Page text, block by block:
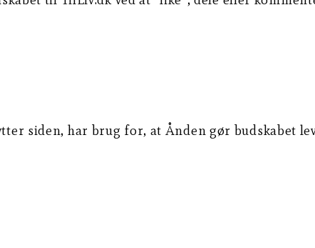
siden, har brug for, at Ånden gør budskabet